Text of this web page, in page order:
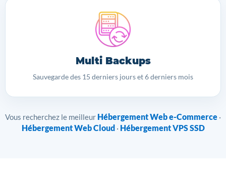
Multi Backups
Sauvegarde des 15 derniers jours et 6 derniers mois
Vous recherchez le meilleur Hébergement Web e-Commerce ·
Hébergement Web Cloud · Hébergement VPS SSD